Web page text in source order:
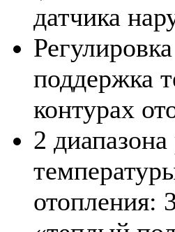
датчика
поддержка
контурах
2
отопления: